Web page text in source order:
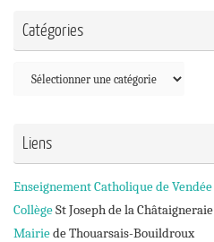
Catégories
Catégories
Liens
Enseignement Catholique de Vendée
CollègeSt Joseph de la Châtaigneraie
Mairiede Thouarsais-Bouildroux